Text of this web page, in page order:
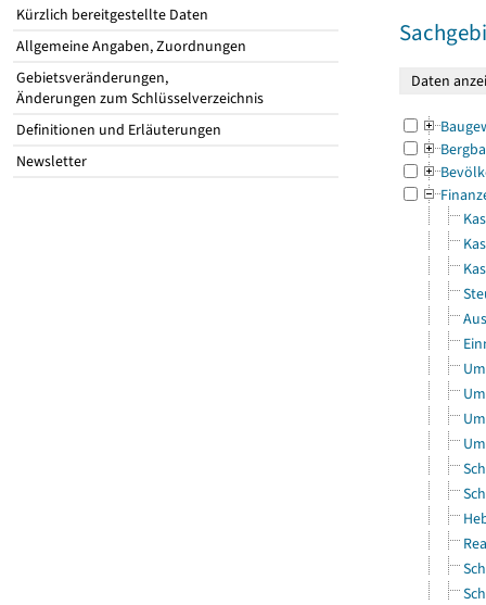
Kürzlich bereitgestellte Daten
Allgemeine Angaben, Zuordnungen
Gebietsveränderungen,
Änderungen zum Schlüsselverzeichnis
Definitionen und Erläuterungen
Newsletter